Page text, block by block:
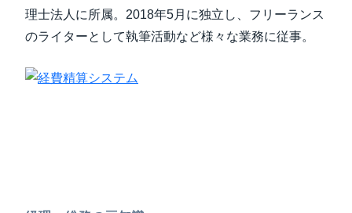
理士法人に所属。2018年5月に独立し、フリーランス
のライターとして執筆活動など様々な業務に従事。